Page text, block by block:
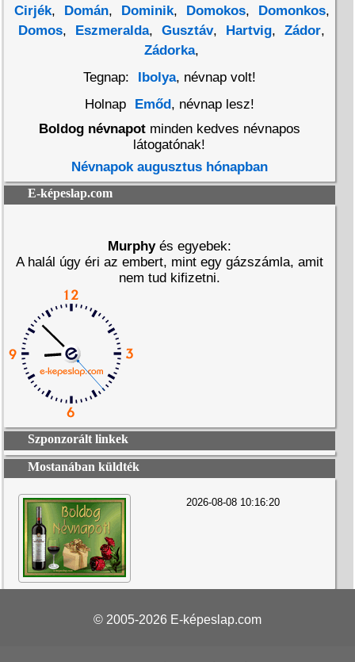
Cirjék, Domán, Dominik, Domokos, Domonkos,
Domos, Eszmeralda, Gusztáv, Hartvig, Zádor,
Zádorka,
Tegnap:
Ibolya, névnap volt!
Holnap
Emőd , névnap lesz!
Boldog névnapotminden kedves névnapos
látogatónak!
Névnapok augusztus hónapban
E-képeslap.com
Murphyés egyebek:
A halál úgy éri az embert, mint egy gázszámla, amit
nem tud kifizetni.
Szponzorált linkek
Mostanában küldték
2026-08-08 10:16:20
© 2005-2026 E-képeslap.com